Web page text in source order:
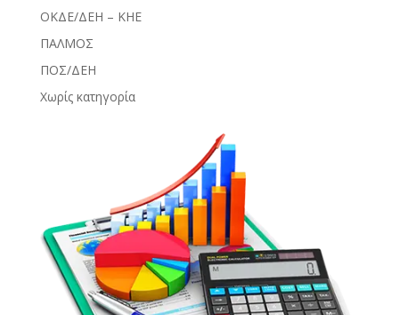
ΟΚΔΕ/ΔΕΗ – ΚΗΕ
ΠΑΛΜΟΣ
ΠΟΣ/ΔΕΗ
Χωρίς κατηγορία